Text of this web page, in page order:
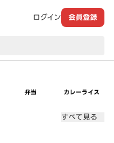
ログイン 会員登録
弁当 カレーライス
すべて見る